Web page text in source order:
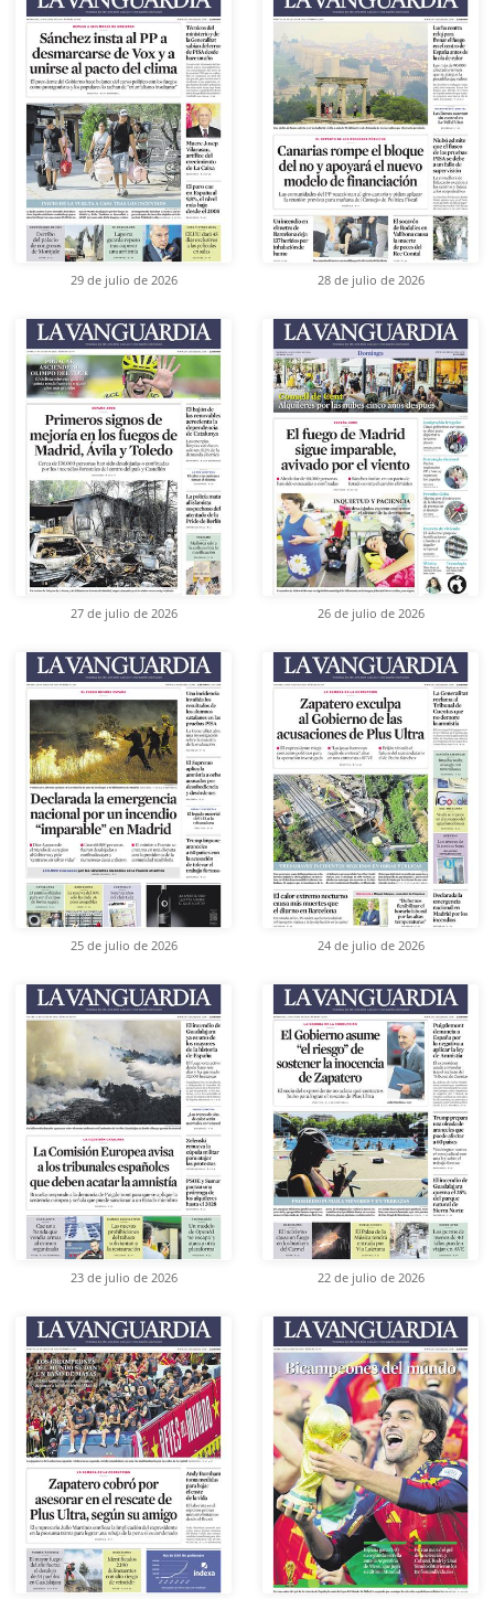
29 de julio de 2026 28 de julio de 2026
27 de julio de 2026 26 de julio de 2026
25 de julio de 2026 24 de julio de 2026
23 de julio de 2026 22 de julio de 2026